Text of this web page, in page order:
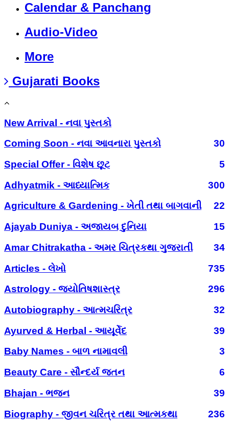
Calendar & Panchang
Audio-Video
More
Gujarati Books
New Arrival - નવા પુસ્તકો
Coming Soon - નવા આવનારા પુસ્તકો
30
Special Offer - વિશેષ છૂટ
5
Adhyatmik - આધ્યાત્મિક
300
Agriculture & Gardening - ખેતી તથા બાગવાની
22
Ajayab Duniya - અજાયબ દુનિયા
15
Amar Chitrakatha - અમર ચિત્રકથા ગુજરાતી
34
Articles - લેખો
735
Astrology - જ્યોતિષશાસ્ત્ર
296
Autobiography - આત્મચરિત્ર
32
Ayurved & Herbal - આયૂર્વેદ
39
Baby Names - બાળ નામાવલી
3
Beauty Care - સૌન્દર્ય જતન
6
Bhajan - ભજન
39
Biography - જીવન ચરિત્ર તથા આત્મકથા
236